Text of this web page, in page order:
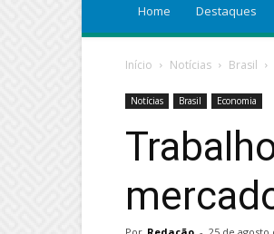
Home Destaques
Início Notícias Brasil
Notícias Brasil Economia